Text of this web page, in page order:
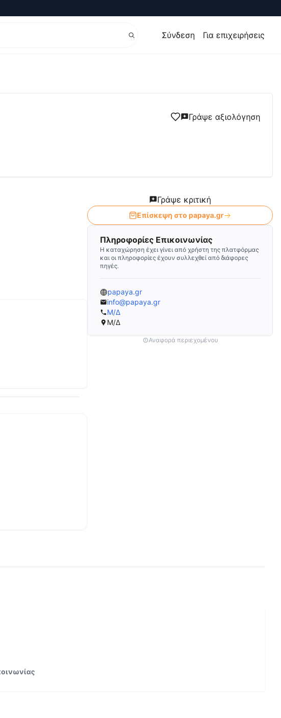
Σύνδεση Για επιχειρήσεις
Γράψε αξιολόγηση
Γράψε κριτική
Επίσκεψη στο papaya.gr
Πληροφορίες Επικοινωνίας
Η καταχώρηση έχει γίνει από χρήστη της πλατφόρμας
και οι πληροφορίες έχουν συλλεχθεί από διάφορες
πηγές.
papaya.gr
info@papaya.gr
Μ/Δ
Μ/Δ
Αναφορά περιεχομένου